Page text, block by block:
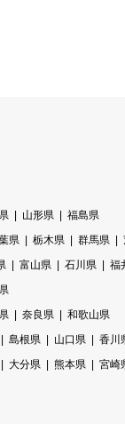
山形県
福島県
県 栃木県 群馬県
富山県 石川県
福
奈良県
和歌山県
島根県 山口県
香川
大分県 熊本県 宮崎